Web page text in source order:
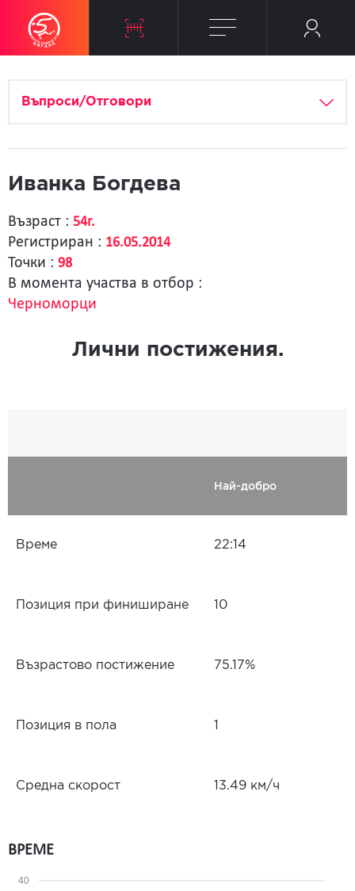
Въпроси/Отговори
Иванка Богдева
Възраст : 54г.
Регистриран : 16.05.2014
Точки : 98
В момента участва в отбор :
Черноморци
Лични постижения.
Най-добро
Време 22:14
Позиция при финиширане 10
Възрастово постижение 75.17%
Позиция в пола
Средна скорост 13.49 км/ч
ВРЕМЕ
40